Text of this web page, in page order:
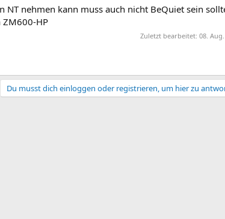
NT nehmen kann muss auch nicht BeQuiet sein
ZM600-HP
Zuletzt bearbeitet: 08.
Du musst dich einloggen oder registrieren, um hier zu